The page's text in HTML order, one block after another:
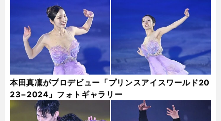
本田真凜がプロデビュー「プリンスアイスワールド20
23−2024」フォトギャラリー